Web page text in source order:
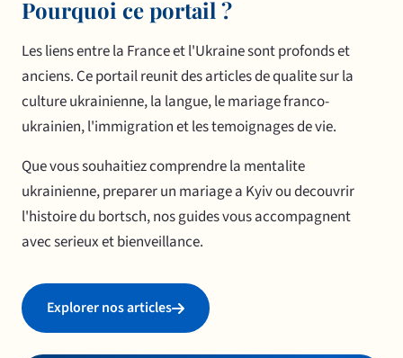
Pourquoi ce portail ?
Les liens entre la France et l'Ukraine sont profonds et
anciens. Ce portail reunit des articles de qualite sur la
culture ukrainienne, la langue, le mariage franco-
ukrainien, l'immigration et les temoignages de vie.
Que vous souhaitiez comprendre la mentalite
ukrainienne, preparer un mariage a Kyiv ou decouvrir
l'histoire du bortsch, nos guides vous accompagnent
avec serieux et bienveillance.
Explorer nos articles